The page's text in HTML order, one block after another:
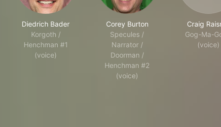
Diedrich Bader
Korgoth /
Henchman #1
(voice)
Corey Burton
Specules /
Narrator /
Doorman /
Henchman #2
(voice)
Craig
Gog-Ma-
(voice)